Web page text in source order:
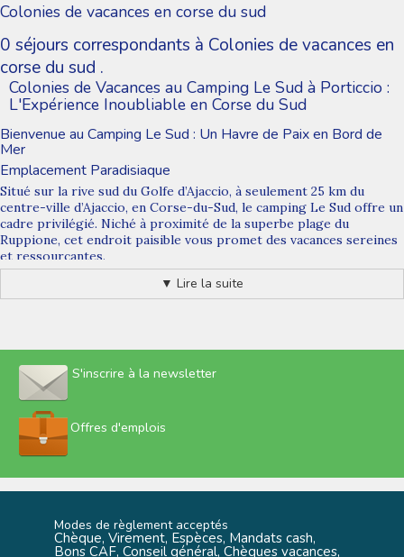
Colonies de vacances en corse du sud
0 séjours correspondants à Colonies de vacances en
corse du sud .
Colonies de Vacances au Camping Le Sud à Porticcio :
L'Expérience Inoubliable en Corse du Sud
Bienvenue au Camping Le Sud : Un Havre de Paix en Bord de
Mer
Emplacement Paradisiaque
Situé sur la rive sud du Golfe d’Ajaccio, à seulement 25 km du
centre-ville d’Ajaccio, en Corse-du-Sud, le camping Le Sud offre un
cadre privilégié. Niché à proximité de la superbe plage du
Ruppione, cet endroit paisible vous promet des vacances sereines
et ressourçantes.
Un Cadre Naturel Exceptionnel
Le camping s’étend sur plus de 4 hectares, entre chênes et pins,
encore des bungalows pour une immersion totale dans la beauté
naturelle de la Corse du Sud.
Services et Confort au Rendez-vous
Le camping Le Sud veille à votre confort en proposant une variété
de services. Vous trouverez sur place un restaurant-pizzeria, une
épicerie, une boulangerie, une presse, une plage surveillée en
juillet-août et même une paillote installée les pieds dans le sable.
Des Vacances Ludiques et Enrichissantes
Pour les jeunes en quête d’aventures et d'expériences
▼ Lire la suite
S'inscrire à la newsletter
Offres d'emplois
Modes de règlement acceptés
Chèque, Virement, Espèces, Mandats cash,
Bons CAF, Conseil général, Chèques vacances,